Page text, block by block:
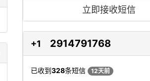
立即接收短信
+1 2914791768
已收到328条短信 12天前